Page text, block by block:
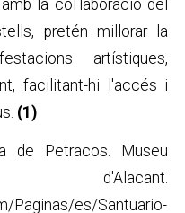
la col·laboració del
pretén millorar la
artístiques,
facilitant-hi l'accés i
(1)
de Petracos. Museu
Paginas/es/Santuario-